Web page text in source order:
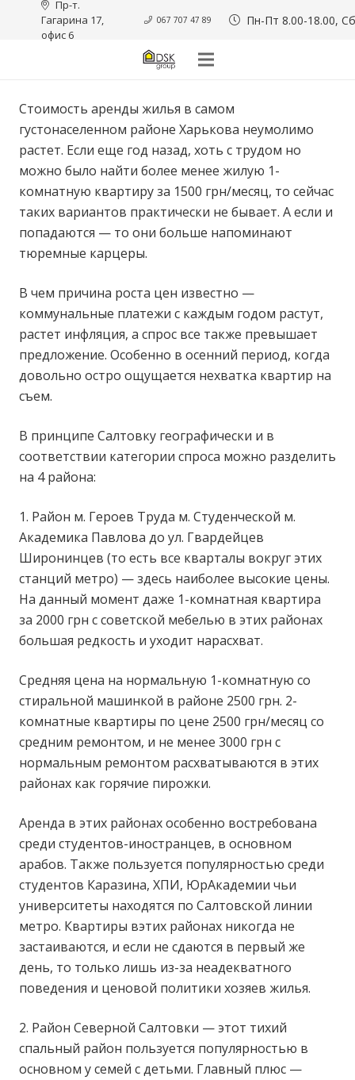
Пр-т.
Гагарина 17,
офис 6
067 707 47 89 Пн-Пт 8.00-18.00,
Стоимость аренды жилья в самом
густонаселенном районе Харькова неумолимо
растет. Если еще год назад, хоть с трудом но
можно было найти более менее жилую 1-
комнатную квартиру за 1500 грн/месяц, то сейчас
таких вариантов практически не бывает. А если и
попадаются — то они больше напоминают
тюремные карцеры.
В чем причина роста цен известно —
коммунальные платежи с каждым годом растут,
растет инфляция, а спрос все также превышает
предложение. Особенно в осенний период, когда
довольно остро ощущается нехватка квартир на
съем.
В принципе Салтовку географически и в
соответствии категории спроса можно разделить
на 4 района:
1. Район м. Героев Труда м. Студенческой м.
Академика Павлова до ул. Гвардейцев
Широнинцев (то есть все кварталы вокруг этих
станций метро) — здесь наиболее высокие цены.
На данный момент даже 1-комнатная квартира
за 2000 грн с советской мебелью в этих районах
большая редкость и уходит нарасхват.
Средняя цена на нормальную 1-комнатную со
стиральной машинкой в районе 2500 грн. 2-
комнатные квартиры по цене 2500 грн/месяц со
средним ремонтом, и не менее 3000 грн с
нормальным ремонтом расхватываются в этих
районах как горячие пирожки.
Аренда в этих районах особенно востребована
среди студентов-иностранцев, в основном
арабов. Также пользуется популярностью среди
студентов Каразина, ХПИ, ЮрАкадемии чьи
университеты находятся по Салтовской линии
метро. Квартиры вэтих районах никогда не
застаиваются, и если не сдаются в первый же
день, то только лишь из-за неадекватного
поведения и ценовой политики хозяев жилья.
2. Район Северной Салтовки — этот тихий
спальный район пользуется популярностью в
основном у семей с детьми. Главный плюс —